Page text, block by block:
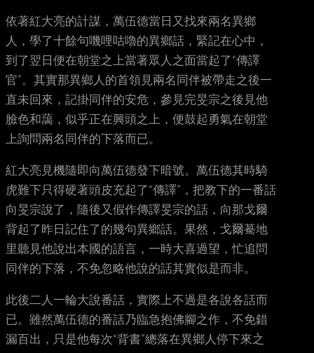
依著紅大亮的計謀，萬伍德當日又找來兩名異鄉
人，學了十餘句嘰哩咕嚕的異鄉話，緊記在心中，
到了翌日便在朝堂之上當著眾人之面當起了“傳譯
官”。其實那異鄉人的首領見兩名同伴被帶走之後一
直未回來，記掛同伴的安危，參見完旻宗之後見他
臉色和藹，似乎正在興頭之上，便鼓起勇氣在朝堂
上詢問兩名同伴的下落而已。
紅大亮見機隨即向萬伍德發下暗號。萬伍德其時騎
虎難下只得硬著頭皮充起了“傳譯”，把教下的一番話
向旻宗說了，隨後又假作傳譯旻宗的話，向那戈爾
背起了昨日記住了的幾句異鄉話。果然，戈爾驀地
里聽見他說出本國的語言，一時大喜過望，忙追問
同伴的下落，不免忽略他說的話其實似是而非。
此後二人一輪大說番話，實際上不過是各說各話而
已。雖然萬伍德的番話乃臨急抱佛腳之作，不免錯
漏百出，只是他每次“背書”總落在異鄉人停下來之